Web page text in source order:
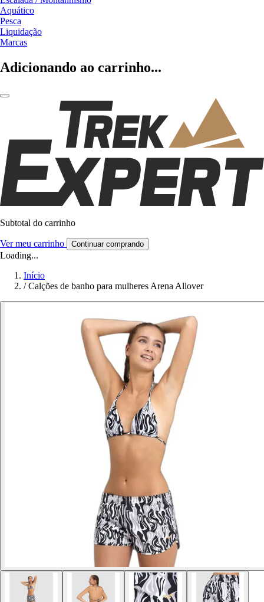
Aquático
Pesca
Liquidação
Marcas
Adicionando ao carrinho...
Subtotal do carrinho
Ver meu carrinho Continuar comprando
Loading...
Início
/ Calções de banho para mulheres Arena Allover